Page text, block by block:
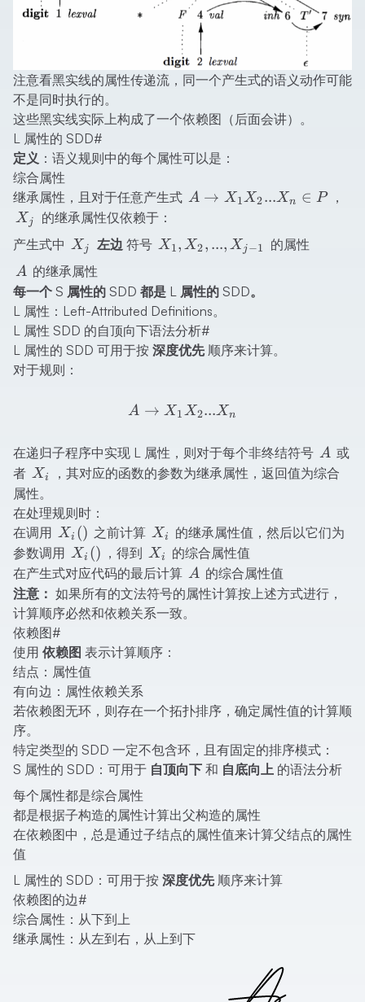
注意看黑实线的属性传递流，同一个产生式的语义动作可能
不是同时执行的。
这些黑实线实际上构成了一个依赖图（后面会讲）。
L 属性的 SDD#
定义 ：语义规则中的每个属性可以是：
综合属性
继承属性，且对于任意产生式 A
X_n \in P
A → X1X2...Xn ∈ P ，
X j
的继承属性仅依赖于：
产生式中 X_j
X j 左边 符号 X_1,
...,
X_{j-
1}
X1, X2, ..., X j −1 的属性
A
A 的继承属性
每一个 S 属性的 SDD 都是 L 属性的 SDD。
L 属性：Left-Attributed Definitions。
L 属性 SDD 的自顶向下语法分析#
L 属性的 SDD 可用于按 深度优先顺序来计算。
对于规则：
A \rightarrow X_1 X_2 ...
A → X1X2...Xn
在递归子程序中实现 L 属性，则对于每个非终结符号 A
A 或
者 X_i
Xi
，其对应的函数的参数为继承属性，返回值为综合
属性。
在处理规则时：
在调用 X_i()
Xi () 之前计算 X_i
Xi
的继承属性值，然后以它们为
参数调用 X_i()
Xi () ，得到 X_i
Xi
的综合属性值
在产生式对应代码的最后计算 A
A 的综合属性值
注意： 如果所有的文法符号的属性计算按上述方式进行，
计算顺序必然和依赖关系一致。
依赖图#
使用 依赖图 表示计算顺序：
结点：属性值
有向边：属性依赖关系
若依赖图无环，则存在一个拓扑排序，确定属性值的计算顺
序。
特定类型的 SDD 一定不包含环，且有固定的排序模式：
S 属性的 SDD：可用于 自顶向下 和 自底向上 的语法分析
每个属性都是综合属性
都是根据子构造的属性计算出父构造的属性
在依赖图中，总是通过子结点的属性值来计算父结点的属性
值
L 属性的 SDD：可用于按 深度优先顺序来计算
依赖图的边#
综合属性：从下到上
继承属性：从左到右，从上到下